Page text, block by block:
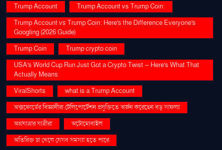
Trump Account
Trump Account vs Trump Coin:
Trump Account vs Trump Coin: Here's the Difference Everyone's
Googling (2026 Guide)
Trump Coin
Trump crypto coin
USA's World Cup Run Just Got a Crypto Twist — Here's What That
Actually Means
ViralShorts
what is a Trump Account
অক্সফোর্ডের বিজ্ঞানীরা টেলিপোর্টেশন প্রযুক্তিতে অর্জন করেছেন বড় সাফল্য
অগ্রযাত্রার যাত্রীরা
অটোমোবাইল
অতিরিক্ত চা খেলে যেসব সমস্যা হতে পারে